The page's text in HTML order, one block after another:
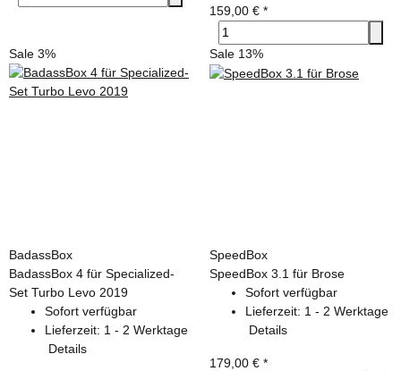
159,00 € *
Sale 3%
BadassBox
BadassBox 4 für Specialized-
Set Turbo Levo 2019
Sofort verfügbar
Lieferzeit: 1 - 2 Werktage
Details
Sale 13%
SpeedBox
SpeedBox 3.1 für Brose
Sofort verfügbar
Lieferzeit: 1 - 2 Werktage
Details
179,00 € *